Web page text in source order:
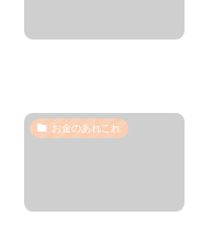
お金のあれこれ